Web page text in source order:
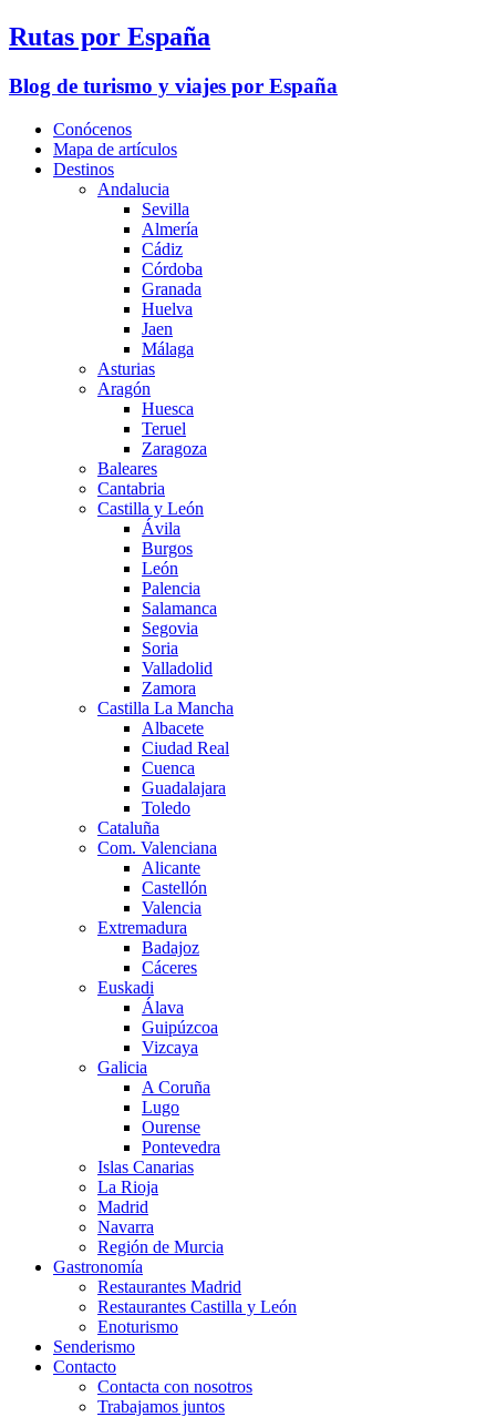
Rutas por España
Blog de turismo y viajes por España
Conócenos
Mapa de artículos
Destinos
Andalucia
Sevilla
Almería
Cádiz
Córdoba
Granada
Huelva
Jaen
Málaga
Asturias
Aragón
Huesca
Teruel
Zaragoza
Baleares
Cantabria
Castilla y León
Ávila
Burgos
León
Palencia
Salamanca
Segovia
Soria
Valladolid
Zamora
Castilla La Mancha
Albacete
Ciudad Real
Cuenca
Guadalajara
Toledo
Cataluña
Com. Valenciana
Alicante
Castellón
Valencia
Extremadura
Badajoz
Cáceres
Euskadi
Álava
Guipúzcoa
Vizcaya
Galicia
A Coruña
Lugo
Ourense
Pontevedra
Islas Canarias
La Rioja
Madrid
Navarra
Región de Murcia
Gastronomía
Restaurantes Madrid
Restaurantes Castilla y León
Enoturismo
Senderismo
Contacto
Contacta con nosotros
Trabajamos juntos